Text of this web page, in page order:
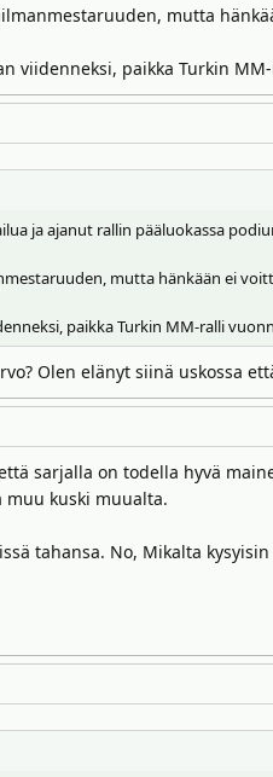
mutta
viidenneksi, paikka Turkin
ja ajanut rallin pääluokassa
mutta hänkään ei
paikka Turkin MM-ralli
Olen elänyt siinä uskossa
sarjalla on todella hyvä
muu kuski muualta.
tahansa. No, Mikalta